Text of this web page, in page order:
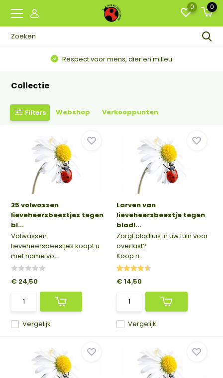
0 0
Bestelling t/m 100 larven door de brievenbus
Collectie
Filters Webshop Verkooppunten
25 volwassen
lieveheersbeestjes tegen
bl...
Volwassen
lieveheersbeestjes koopt u
met name vo...
Vergelijk
€ 24,50
Larven van
lieveheersbeestje tegen
bladl...
Zorgt bladluis in uw tuin voor
overlast?
Koop n...
Vergelijk
€ 14,50